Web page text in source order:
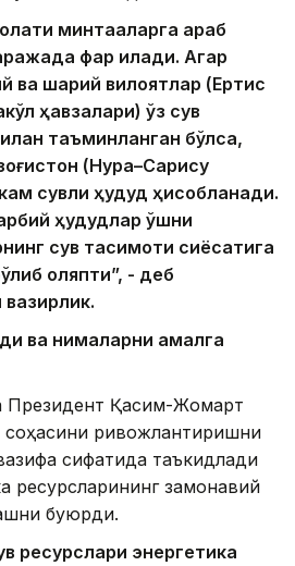
минтақаларга қараб
фарқ қилади. Агар
ва шарқий вилоятлар (Ертис
ҳавзалари) ўз сув
таъминланган бўлса,
(Нура–Сарису
сувли ҳудуд ҳисобланади.
ҳудудлар қўшни
сув тақсимоти сиёсатига
қоляпти”, - деб
ва нималарни амалга
Президент Қасим-Жомарт
соҳасини ривожлантиришни
сифатида таъкидлади
ресурсларининг замонавий
буюрди.
ресурслари энергетика